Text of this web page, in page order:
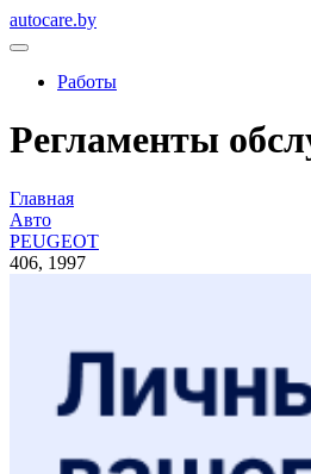
autocare.by
Работы
Регламенты
Главная
Авто
PEUGEOT
406, 1997